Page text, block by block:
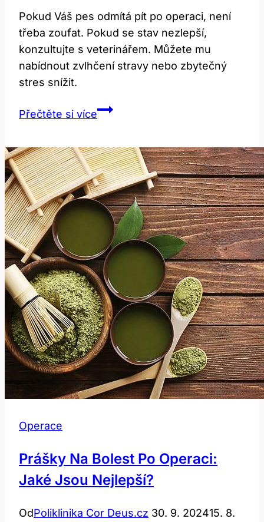
Pokud Váš pes odmítá pít po operaci, není
třeba zoufat. Pokud se stav nezlepší,
konzultujte s veterinářem. Můžete mu
nabídnout zvlhčení stravy nebo zbytečný
stres snížit.
Přečtěte si vícePes
Nepije:
Co
Dělat?
Operace
Prášky Na Bolest Po Operaci:
Jaké Jsou Nejlepší?
OdPoliklinika Cor Deus.cz 30. 9. 202415. 8.